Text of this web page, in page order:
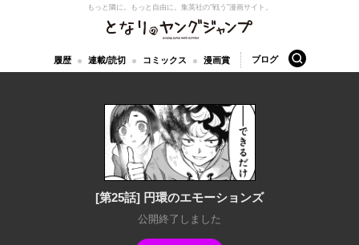
となりのヤングジャンプ
もっと隣に。もっと自由に。 集英社の“戦う”漫画サイト。
履歴 連載/読切 コミックス 漫画賞 ブログ 検索
[第25話] 円環のエモーションズ
公開終了しました